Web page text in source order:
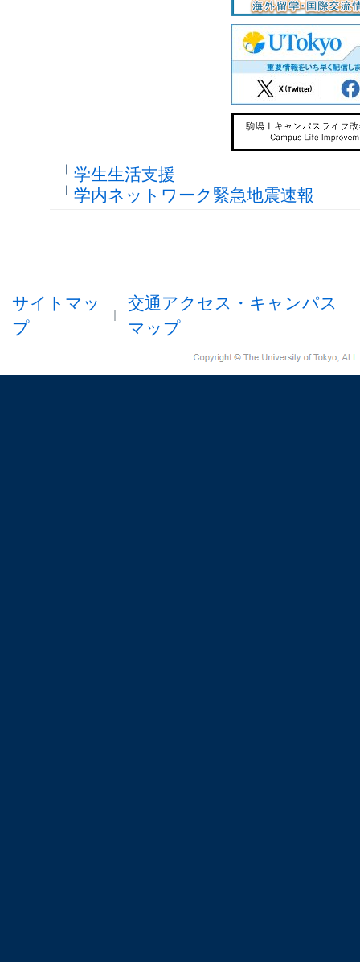
学生生活支援
学内ネットワーク緊急地震速報
サイトマッ
プ
交通アクセス・キャンパス
マップ